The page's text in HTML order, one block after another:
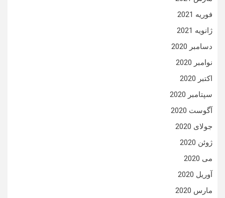
فوریه 2021
ژانویه 2021
دسامبر 2020
نوامبر 2020
اکتبر 2020
سپتامبر 2020
آگوست 2020
جولای 2020
ژوئن 2020
می 2020
آوریل 2020
مارس 2020